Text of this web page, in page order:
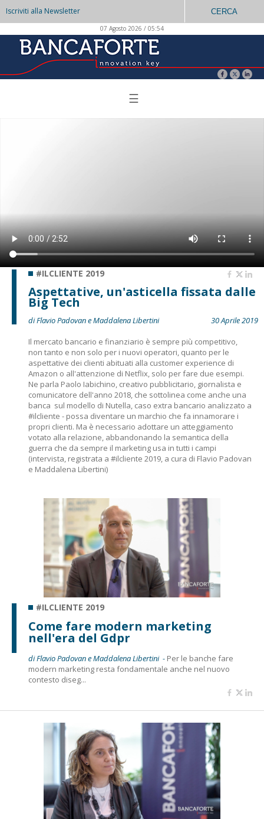
Iscriviti alla Newsletter CERCA
07 Agosto 2026 / 05:54
☰
#ILCLIENTE 2019
Aspettative, un'asticella fissata dalle
Big Tech
di Flavio Padovan e Maddalena Libertini
30 Aprile 2019
Il mercato bancario e finanziario è sempre più competitivo,
non tanto e non solo per i nuovi operatori, quanto per le
aspettative dei clienti abituati alla customer experience di
Amazon o all'attenzione di Netflix, solo per fare due esempi.
Ne parla Paolo Iabichino, creativo pubblicitario, giornalista e
comunicatore dell'anno 2018, che sottolinea come anche una
banca  sul modello di Nutella, caso extra bancario analizzato a
#ilcliente - possa diventare un marchio che fa innamorare i
propri clienti. Ma è necessario adottare un atteggiamento
votato alla relazione, abbandonando la semantica della
guerra che da sempre il marketing usa in tutti i campi
(intervista, registrata a #ilcliente 2019, a cura di Flavio Padovan
e Maddalena Libertini)
#ILCLIENTE 2019
Come fare modern marketing
nell'era del Gdpr
di Flavio Padovan e Maddalena Libertini - Per le banche fare
modern marketing resta fondamentale anche nel nuovo
contesto diseg...